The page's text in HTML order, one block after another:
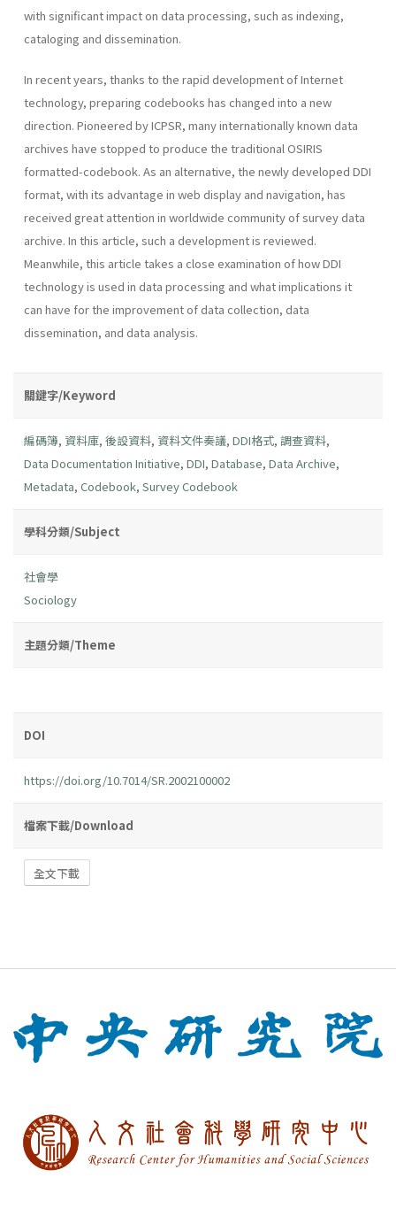
with significant impact on data processing, such as indexing,
cataloging and dissemination.
In recent years, thanks to the rapid development of Internet
technology, preparing codebooks has changed into a new
direction. Pioneered by ICPSR, many internationally known data
archives have stopped to produce the traditional OSIRIS
formatted-codebook. As an alternative, the newly developed DDI
format, with its advantage in web display and navigation, has
received great attention in worldwide community of survey data
archive. In this article, such a development is reviewed.
Meanwhile, this article takes a close examination of how DDI
technology is used in data processing and what implications it
can have for the improvement of data collection, data
dissemination, and data analysis.
關鍵字/Keyword
編碼簿, 資料庫, 後設資料, 資料文件奏議, DDI格式, 調查資料,
Data Documentation Initiative, DDI, Database, Data Archive,
Metadata, Codebook, Survey Codebook
學科分類/Subject
社會學
Sociology
主題分類/Theme
DOI
https://doi.org/10.7014/SR.2002100002
檔案下載/Download
全文下載